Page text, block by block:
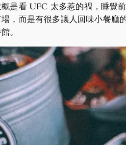
概是看 UFC 太多惹的禍，睡覺
，而是有很多讓人回味小餐廳
。